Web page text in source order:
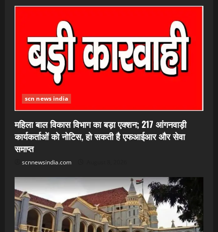
scn news india
महिला बाल विकास विभाग का बड़ा एक्शन; 217 आंगनवाड़ी
कार्यकर्ताओं को नोटिस, हो सकती है एफआईआर और सेवा
समाप्त
scnnewsindia.com